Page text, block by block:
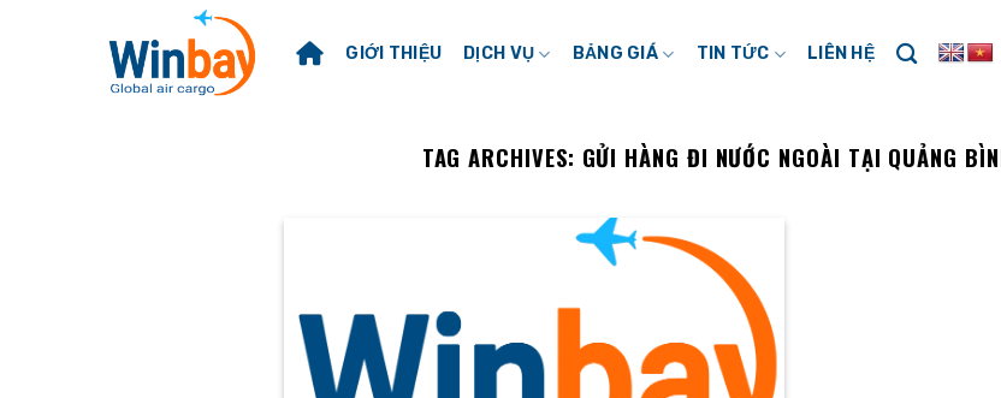
GIỚI THIỆU DỊCH VỤ BẢNG GIÁ TIN TỨC LIÊN HỆ
TAG ARCHIVES: GỬI HÀNG ĐI NƯỚC NGOÀI TẠI QUẢNG